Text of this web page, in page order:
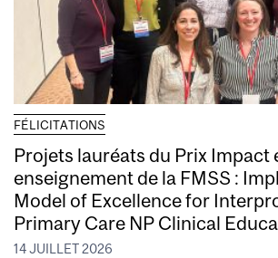
FÉLICITATIONS
Projets lauréats du Prix Impact
enseignement de la FMSS :
Model of Excellence for
Primary Care NP Clinical
14 JUILLET 2026